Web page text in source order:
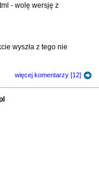
- wolę wersję z
wyszła z tego nie
więcej komentarzy [12]